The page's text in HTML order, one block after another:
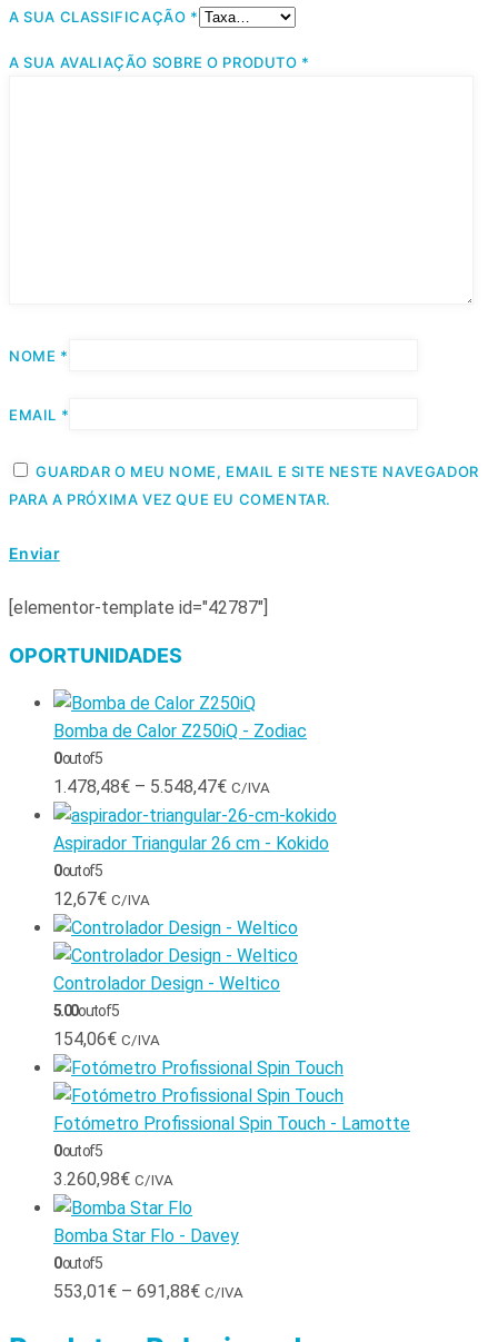
A SUA CLASSIFICAÇÃO *
A SUA AVALIAÇÃO SOBRE O PRODUTO *
NOME *
EMAIL *
GUARDAR O MEU NOME, EMAIL E SITE NESTE NAVEGADOR
PARA A PRÓXIMA VEZ QUE EU COMENTAR.
[elementor-template id="42787"]
OPORTUNIDADES
Bomba de Calor Z250iQ - Zodiac
0out of 5
1.478,48€ – 5.548,47€ C/IVA
Aspirador Triangular 26 cm - Kokido
0out of 5
12,67€ C/IVA
Controlador Design - Weltico
5.00out of 5
154,06€ C/IVA
Fotómetro Profissional Spin Touch - Lamotte
0out of 5
3.260,98€ C/IVA
Bomba Star Flo - Davey
0out of 5
553,01€ – 691,88€ C/IVA